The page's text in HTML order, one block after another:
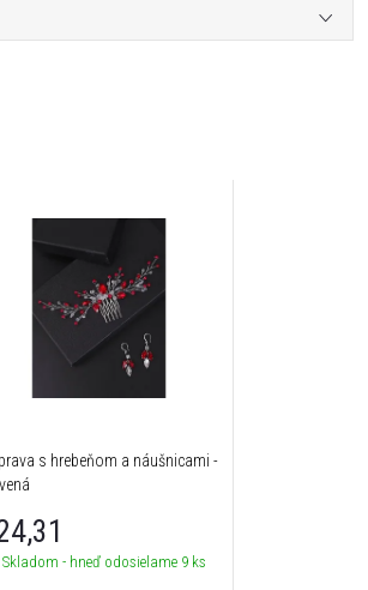
s hrebeňom a náušnicami -
Skladom - hneď odosielame 9 ks